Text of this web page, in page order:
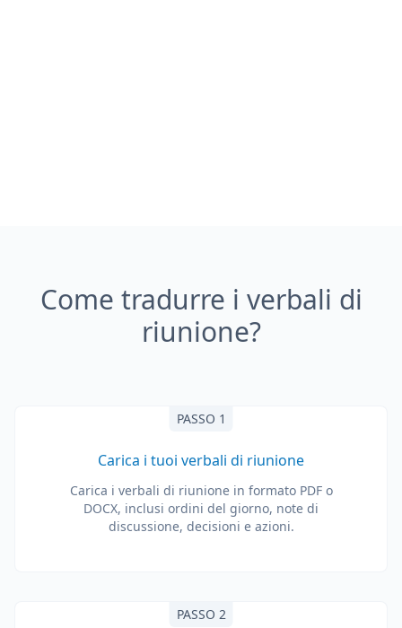
Come tradurre i verbali di
riunione?
PASSO 1
Carica i tuoi verbali di riunione
Carica i verbali di riunione in formato PDF o
DOCX, inclusi ordini del giorno, note di
discussione, decisioni e azioni.
PASSO 2